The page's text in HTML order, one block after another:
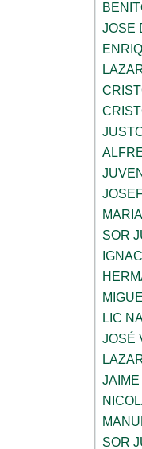
JOSE
SOR
LIC
JOSÉ
SOR